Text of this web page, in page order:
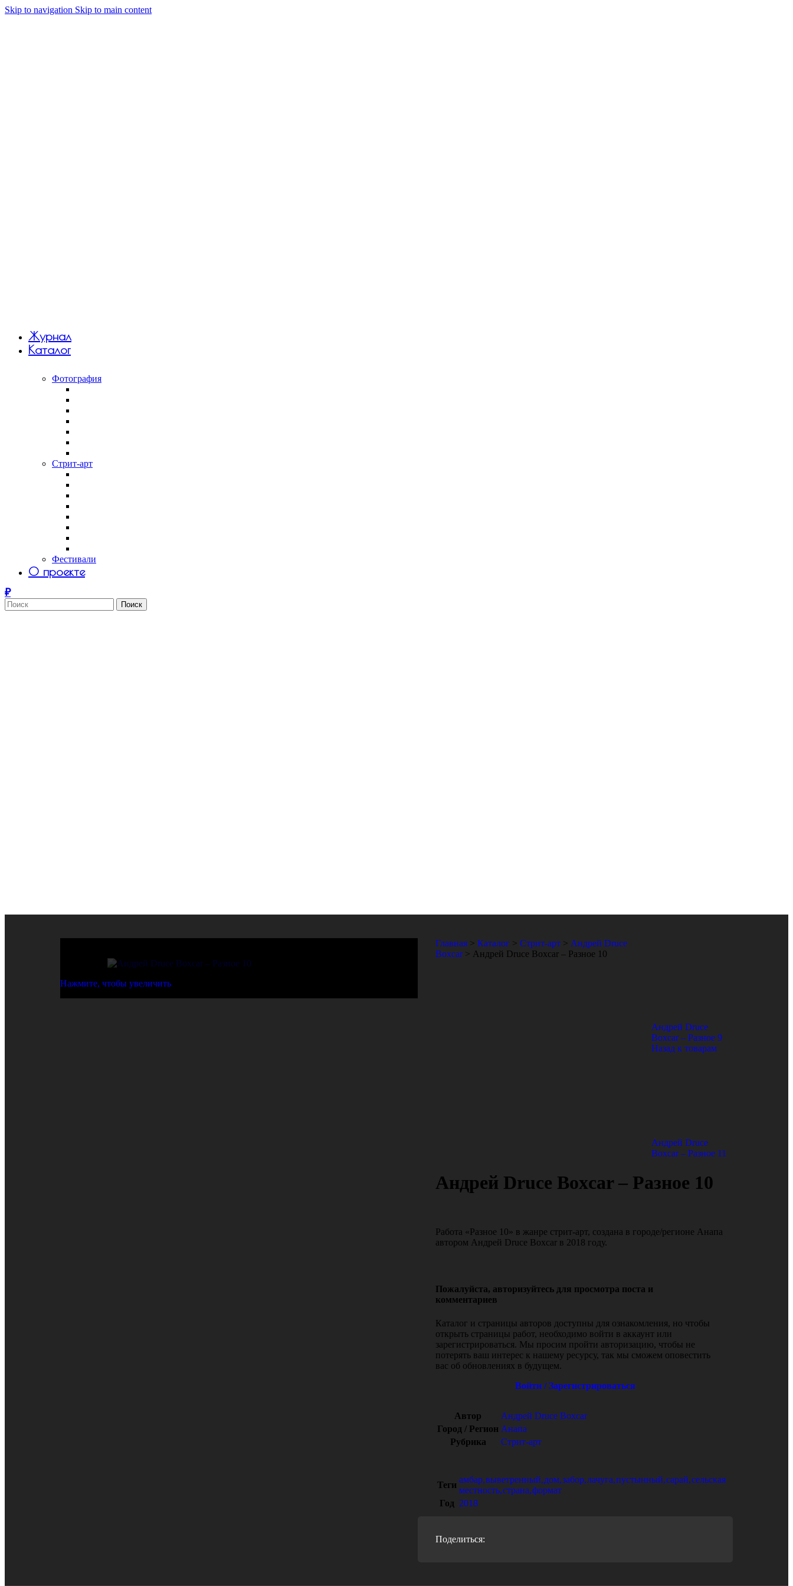
Skip to navigation Skip to main content
Журнал
Каталог
Фотография
Стрит-арт
Фестивали
О проекте
Поиск
Нажмите, чтобы увеличить
Главная >Каталог >Стрит-арт > Андрей Druce
Boxcar> Андрей Druce Boxcar – Разное 10
Андрей Druce
Boxcar – Разное 9
Назад к товарам
Андрей Druce
Boxcar – Разное 11
Андрей Druce Boxcar – Разное 10
Работа «Разное 10» в жанре стрит-арт, создана в городе/регионе Анапа
автором Андрей Druce Boxcar в 2018 году.
Пожалуйста, авторизуйтесь для просмотра поста и
комментариев
Каталог и страницы авторов доступны для ознакомления, но чтобы
открыть страницы работ, необходимо войти в аккаунт или
зарегистрироваться. Мы просим пройти авторизацию, чтобы не
потерять ваш интерес к нашему ресурсу, так мы сможем оповестить
вас об обновлениях в будущем.
Войти / Зарегистрироваться
Автор
Андрей Druce Boxcar
Город / Регион Анапа
Рубрика
Стрит-арт
Теги
амбар,выветренный,дом,забор,лачуга,пустынный,сарай,сельская
местность,страна,формат
Год 2018
Поделиться: